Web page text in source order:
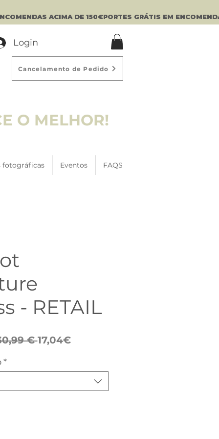
Login
O MELHOR!
Cancelamento de Pedido
fotográficas Eventos FAQS
- RETAIL
€ Preço
17,04€Preço
*